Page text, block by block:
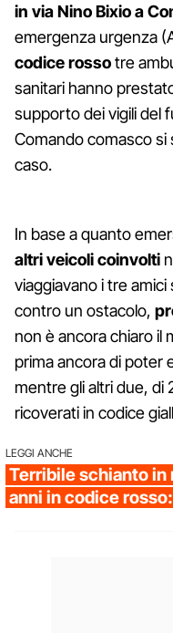
in via Nino Bixio a
emergenza urgenza
codice rossotre
sanitari hanno
supporto dei vigili del
Comando comasco si
caso.
In base a quanto
altri veicoli coinvolti
viaggiavano i tre
contro un ostacolo,
non è ancora chiaro il
prima ancora di poter
mentre gli altri due, di
ricoverati in codice
LEGGI ANCHE
Terribile schianto in
anni in codice